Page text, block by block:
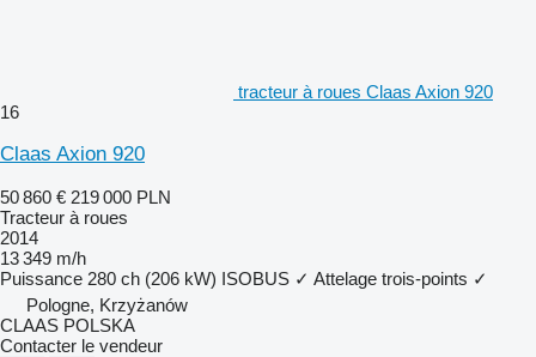
tracteur à roues Claas Axion 920
16
Claas Axion 920
50 860 € 219 000 PLN
Tracteur à roues
2014
13 349 m/h
Puissance 280 ch (206 kW) ISOBUS ✓ Attelage trois-points ✓
Pologne, Krzyżanów
CLAAS POLSKA
Contacter le vendeur